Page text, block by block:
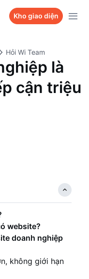
Kho giao diện
Hỏi Wi Team
là
cận triệu
website?
doanh nghiệp
không giới hạn